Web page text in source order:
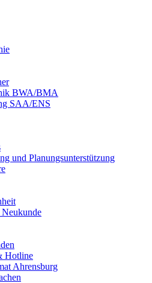
BWA/BMA
SAA/ENS
und Planungsunterstützung
Hotline
Ahrensburg